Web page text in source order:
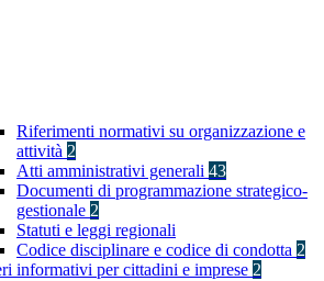
Riferimenti normativi su organizzazione e
attività 2
Atti amministrativi generali 43
Documenti di programmazione strategico-
gestionale 2
Statuti e leggi regionali
Codice disciplinare e codice di condotta 2
informativi per cittadini e imprese 2